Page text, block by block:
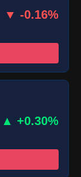
▼ -0.16%
▲ +0.30%